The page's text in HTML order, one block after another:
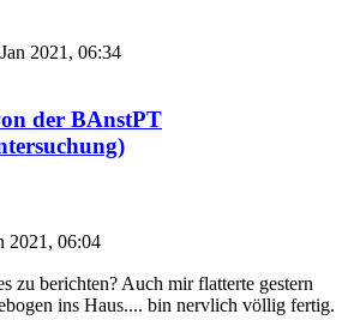
2021, 06:34
der BAnstPT
2021, 06:04
zu berichten? Auch mir flatterte gestern
ins Haus.... bin nervlich völlig fertig.